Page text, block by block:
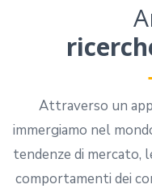
Attraverso un
immergiamo nel
tendenze di mercato,
comportamenti dei